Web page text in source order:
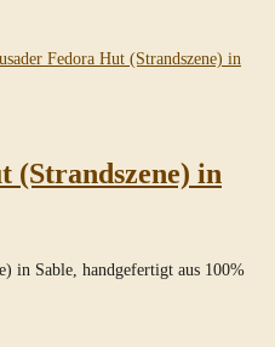
(Strandszene) in
in Sable, handgefertigt aus 100%